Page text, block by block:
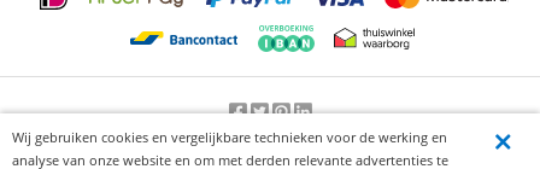
Beoordeling door klanten:9.2/10-25000beoordelingen
Wij gebruiken cookies en vergelijkbare technieken voor de werking en
analyse van onze website en om met derden relevante advertenties te